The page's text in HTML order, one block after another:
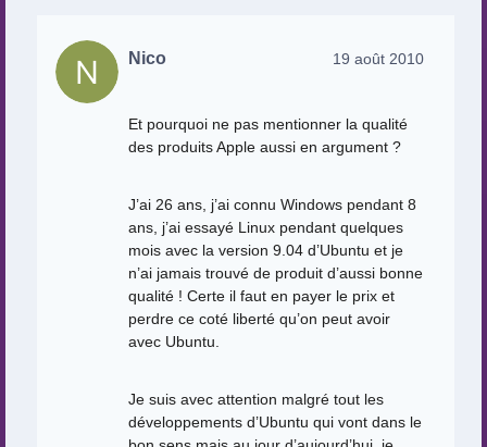
Nico 19 août 2010
Et pourquoi ne pas mentionner la qualité
des produits Apple aussi en argument ?
J’ai 26 ans, j’ai connu Windows pendant 8
ans, j’ai essayé Linux pendant quelques
mois avec la version 9.04 d’Ubuntu et je
n’ai jamais trouvé de produit d’aussi bonne
qualité ! Certe il faut en payer le prix et
perdre ce coté liberté qu’on peut avoir
avec Ubuntu.
Je suis avec attention malgré tout les
développements d’Ubuntu qui vont dans le